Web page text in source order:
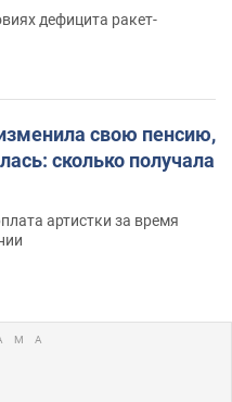
дефицита ракет-
свою пенсию,
сколько получала
артистки за время